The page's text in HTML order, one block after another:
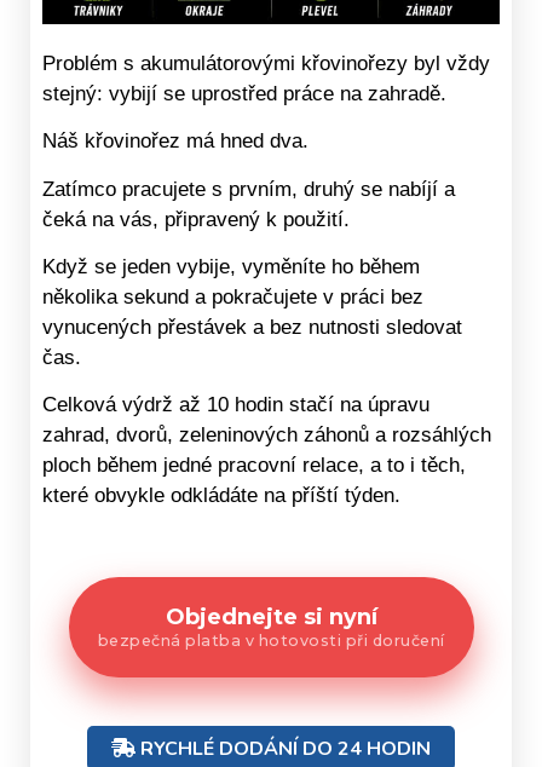
Problém s akumulátorovými křovinořezy byl vždy
stejný: vybijí se uprostřed práce na zahradě.
Náš křovinořez má hned dva.
Zatímco pracujete s prvním, druhý se nabíjí a
čeká na vás, připravený k použití.
Když se jeden vybije, vyměníte ho během
několika sekund a pokračujete v práci bez
vynucených přestávek a bez nutnosti sledovat
čas.
Celková výdrž až 10 hodin stačí na úpravu
zahrad, dvorů, zeleninových záhonů a rozsáhlých
ploch během jedné pracovní relace, a to i těch,
které obvykle odkládáte na příští týden.
Objednejte si nyní
bezpečná platba v hotovosti při doručení
RYCHLÉ DODÁNÍ DO 24 HODIN